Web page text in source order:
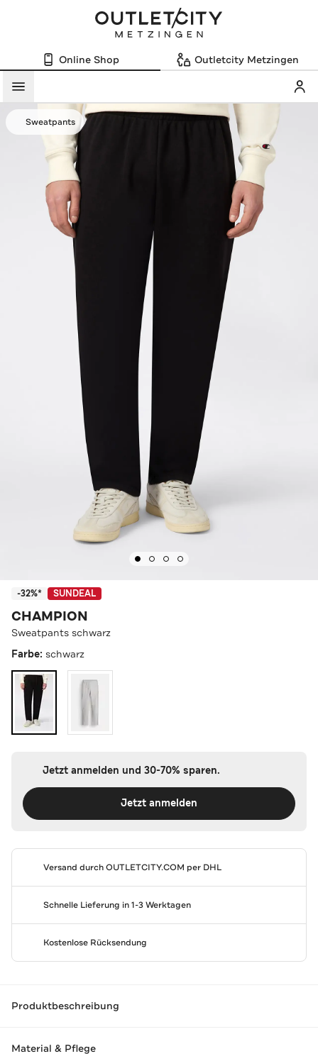
Online Shop Outletcity Metzingen
Menü
Sweatpants
-32%* SUNDEAL
CHAMPION
Sweatpants schwarz
Farbe: schwarz
Jetzt anmelden und 30-70% sparen.
Jetzt anmelden
Versand durchOUTLETCITY.COM per DHL
Schnelle Lieferung in 1-3 Werktagen
Kostenlose Rücksendung
Produktbeschreibung
Material & Pflege